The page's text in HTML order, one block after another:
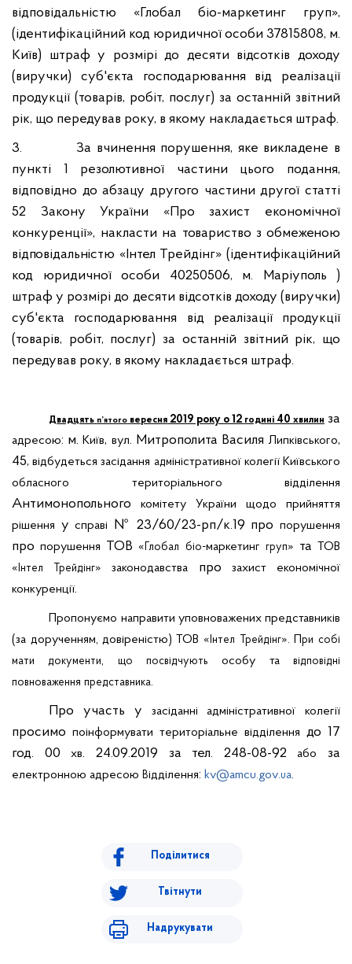
відповідальністю «Глобал біо-маркетинг груп»,
(ідентифікаційний код юридичної особи 37815808, м.
Київ) штраф у розмірі до десяти відсотків доходу
(виручки) суб'єкта господарювання від реалізації
продукції (товарів, робіт, послуг) за останній звітний
рік, що передував року, в якому накладається штраф.
3.
За вчинення порушення, яке викладене в
пункті 1 резолютивної частини цього подання,
відповідно до абзацу другого частини другої статті
52 Закону України «Про захист економічної
конкуренції», накласти на товариство з обмеженою
відповідальністю «Інтел Трейдінг»(ідентифікаційний
код юридичної особи 40250506, м. Маріуполь )
штраф у розмірі до десяти відсотків доходу (виручки)
суб'єкта господарювання від реалізації продукції
(товарів, робіт, послуг) за останній звітний рік, що
передував року, в якому накладається штраф.
Двадцять п’ятого вересня 2019 року о 12 годині40 хвилин за
адресою: м.Київ, вул. Митрополита Василя Липківського,
45,відбудеться засідання адміністративної колегії Київського
обласного
територіального відділення
Антимонопольного комітету України щодо
прийняття
рішення усправі № 23/60/23-рп/к.19 пропорушення
пропорушення ТОВ«Глобал біо-маркетинг груп» та ТОВ
«Інтел Трейдінг»законодавства про захист
економічної
конкуренції.
Пропонуємо направити уповноважених представників
(за дорученням, довіреністю)
ТОВ «Інтел Трейдінг». При собі
мати
документи, що посвідчують особу тавідповідні
повноваження представника.
Про участь у засіданні адміністративної колегії
просимо поінформувати територіальне відділення до 17
год. 00хв. 24.09.2019 за тел. 248-08-92або за
електронною адресою Відділення: kv@amcu.gov.ua.
Поділитися
Твітнути
Надрукувати